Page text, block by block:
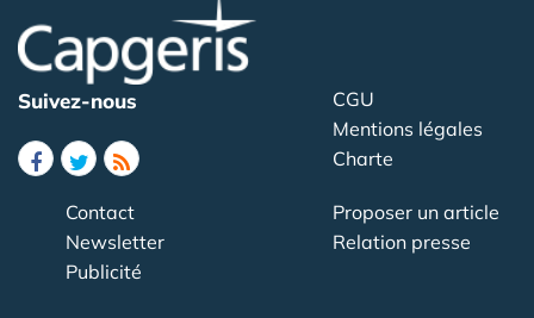
Suivez-nous
CGU
Mentions légales
Charte
Contact
Newsletter
Publicité
Proposer un article
Relation presse